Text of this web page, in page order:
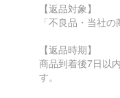
【返品対象】
「不良品・当社
【返品時期】
商品到着後7日以
す。